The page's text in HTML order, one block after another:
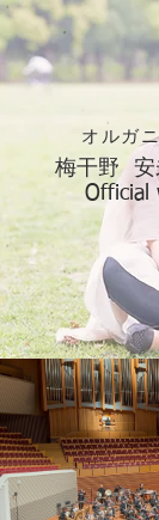
オルガ
梅干野 安
Official